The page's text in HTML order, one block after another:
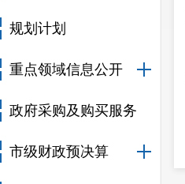
规划计划
重点领域信息公开
政府采购及购买服务
市级财政预决算